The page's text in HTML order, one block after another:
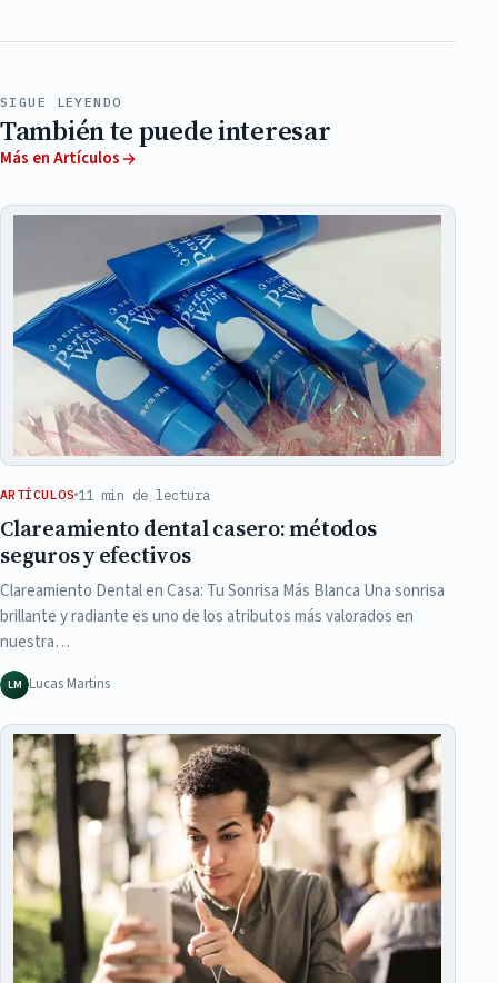
SIGUE LEYENDO
También te puede interesar
Más en Artículos
ARTÍCULOS 11 min de lectura
Clareamiento dental casero: métodos
seguros y efectivos
Clareamiento Dental en Casa: Tu Sonrisa Más Blanca Una sonrisa
brillante y radiante es uno de los atributos más valorados en
nuestra…
LM Lucas Martins